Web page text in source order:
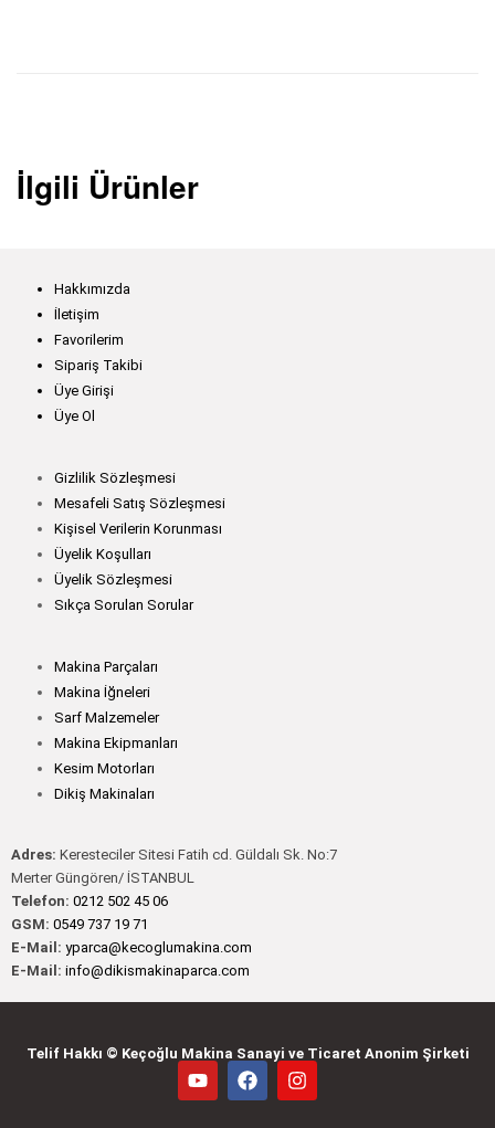
İlgili Ürünler
Hakkımızda
İletişim
Favorilerim
Sipariş Takibi
Üye Girişi
Üye Ol
Gizlilik Sözleşmesi
Mesafeli Satış Sözleşmesi
Kişisel Verilerin Korunması
Üyelik Koşulları
Üyelik Sözleşmesi
Sıkça Sorulan Sorular
Makina Parçaları
Makina İğneleri
Sarf Malzemeler
Makina Ekipmanları
Kesim Motorları
Dikiş Makinaları
Adres: Keresteciler Sitesi Fatih cd. Güldalı Sk. No:7
Merter Güngören/ İSTANBUL
Telefon: 0212 502 45 06
GSM: 0549 737 19 71
E-Mail: yparca@kecoglumakina.com
E-Mail: info@dikismakinaparca.com
Telif Hakkı © Keçoğlu Makina Sanayi ve Ticaret Anonim Şirketi